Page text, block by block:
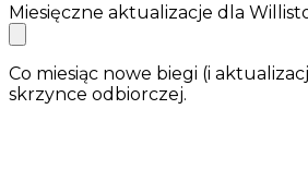
Miesięczne aktualizacje dla
Co miesiąc nowe biegi (i
skrzynce odbiorczej.